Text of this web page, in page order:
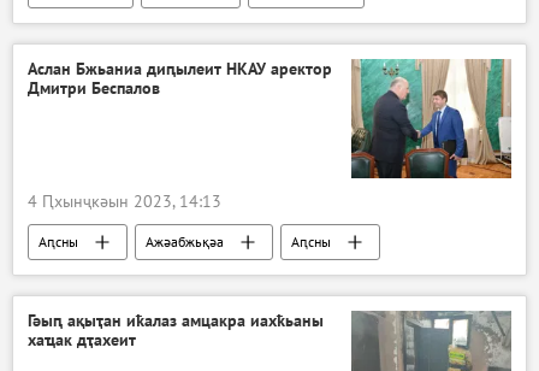
Аслан Бжьаниа диԥылеит НКАУ аректор
Дмитри Беспалов
4 Ԥхынҷкәын 2023, 14:13
Аԥсны Ажәабжьқәа
Аԥсны
Аслан Бжьаниа
Гәыԥ ақыҭан иҟалаз амцакра иахҟьаны
хаҵак дҭахеит